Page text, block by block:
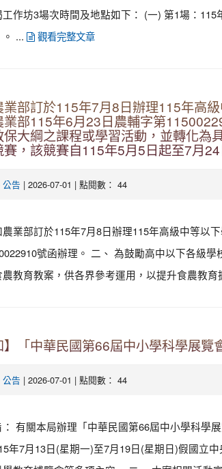
工作坊3場次時間及地點如下： (一) 第1場：
...
觀看完整文章
業部訂於115年7月8日辦理115年高
業部115年6月23日農輔字第
保大綱之課程或學習活動，並轉化為
賽，該競賽自115年5月5日起至7月
公告 | 2026-07-01 | 點閱數： 44
業部訂於115年7月8日辦理115年高級中等以
號函辦理。 二、 為鼓勵高中以下各級
農教育教案，供各界參考運用，以提升食農教
】「中華民國第66屆中小學科學展覽
公告 | 2026-07-01 | 點閱數： 44
： 有關本局辦理「中華民國第66屆中小學科學
年7月13日(星期一)至7月19日(星期日)假國立